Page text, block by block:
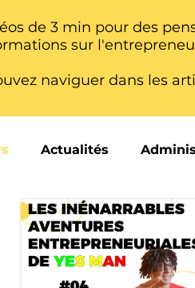
de 3 min pour des
sur
naviguer dans les
Actualités
Bonus Business
Challenge Coaching